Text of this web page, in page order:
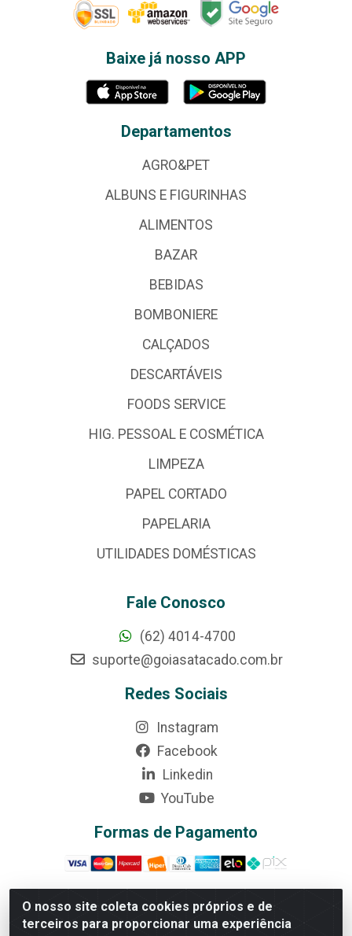
O nosso site coleta cookies próprios e de
terceiros para proporcionar uma experiência
Baixe já nosso APP
Departamentos
AGRO&PET
ALBUNS E FIGURINHAS
ALIMENTOS
BAZAR
BEBIDAS
BOMBONIERE
CALÇADOS
DESCARTÁVEIS
FOODS SERVICE
HIG. PESSOAL E COSMÉTICA
LIMPEZA
PAPEL CORTADO
PAPELARIA
UTILIDADES DOMÉSTICAS
Fale Conosco
(62) 4014-4700
suporte@goiasatacado.com.br
Redes Sociais
Instagram
Facebook
Linkedin
YouTube
Formas de Pagamento
Rede Brasil - Avenida Universitária, nº 3860, Jardim das